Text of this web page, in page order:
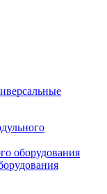
оборудования